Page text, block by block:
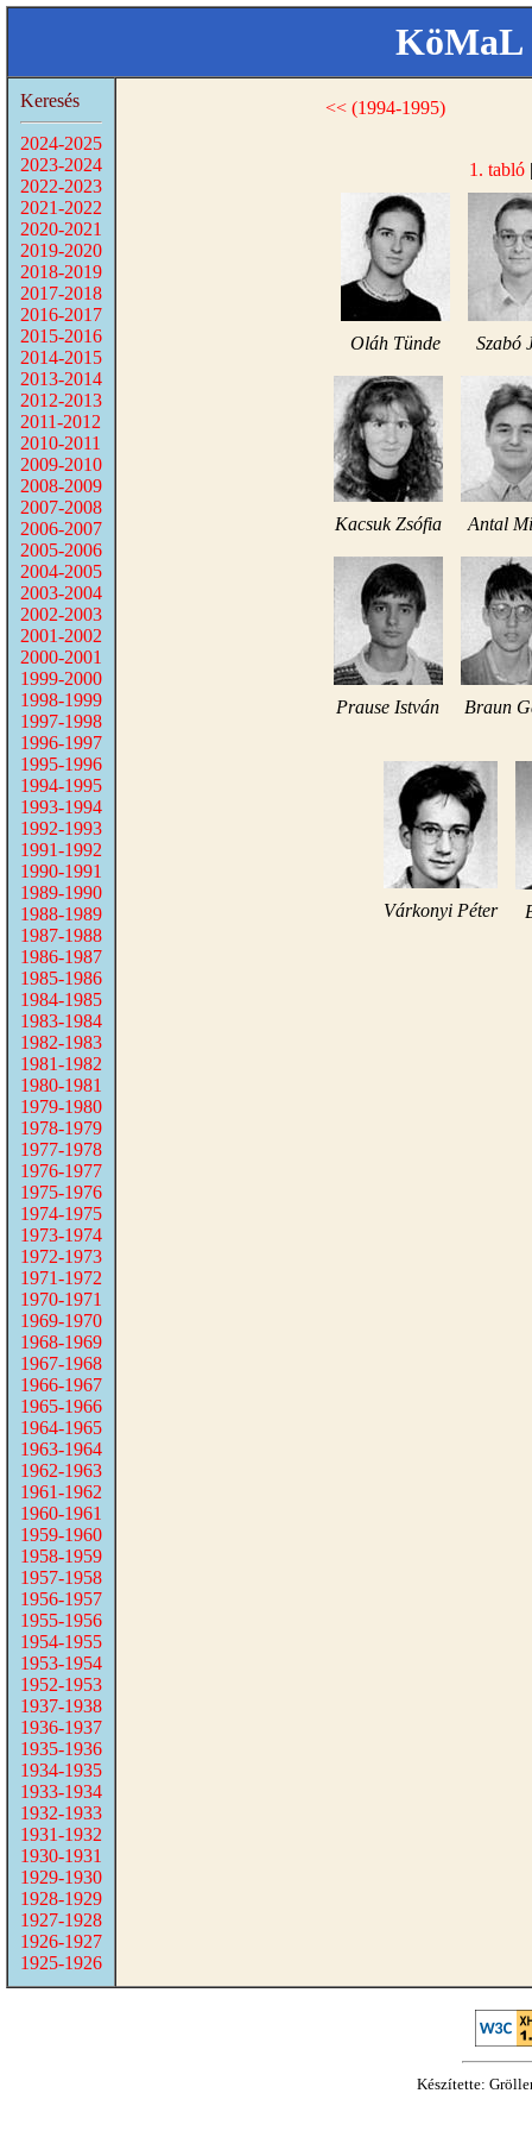
KöMaL
Keresés
2024-2025
2023-2024
2022-2023
2021-2022
2020-2021
2019-2020
2018-2019
2017-2018
2016-2017
2015-2016
2014-2015
2013-2014
2012-2013
2011-2012
2010-2011
2009-2010
2008-2009
2007-2008
2006-2007
2005-2006
2004-2005
2003-2004
2002-2003
2001-2002
2000-2001
1999-2000
1998-1999
1997-1998
1996-1997
1995-1996
1994-1995
1993-1994
1992-1993
1991-1992
1990-1991
1989-1990
1988-1989
1987-1988
1986-1987
1985-1986
1984-1985
1983-1984
1982-1983
1981-1982
1980-1981
1979-1980
1978-1979
1977-1978
1976-1977
1975-1976
1974-1975
1973-1974
1972-1973
1971-1972
1970-1971
1969-1970
1968-1969
1967-1968
1966-1967
1965-1966
1964-1965
1963-1964
1962-1963
1961-1962
1960-1961
1959-1960
1958-1959
1957-1958
1956-1957
1955-1956
1954-1955
1953-1954
1952-1953
1937-1938
1936-1937
1935-1936
1934-1935
1933-1934
1932-1933
1931-1932
1930-1931
1929-1930
1928-1929
1927-1928
1926-1927
1925-1926
<< (1994-1995)
1. tabló
Oláh Tünde Szabó
Kacsuk Zsófia Antal
Prause István Braun
Várkonyi Péter
Készítette: